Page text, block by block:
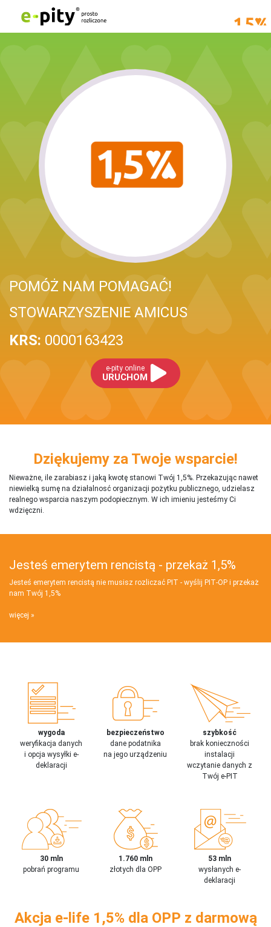
POMÓŻ NAM POMAGAĆ!
STOWARZYSZENIE AMICUS
KRS: 0000163423
e-pity online
URUCHOM
Dziękujemy za Twoje wsparcie!
Nieważne, ile zarabiasz i jaką kwotę stanowi Twój 1,5%. Przekazując nawet
niewielką sumę na działalnosć organizacji pożytku publicznego, udzielasz
realnego wsparcia naszym podopiecznym. W ich imieniu jesteśmy Ci
wdzięczni.
Jesteś emerytem rencistą - przekaż 1,5%
Jesteś emerytem rencistą nie musisz rozliczać PIT - wyślij PIT‑OP i przekaż
nam Twój 1,5%
więcej
wygoda
weryfikacja danych
i opcja wysyłki e-
deklaracji
bezpieczeństwo
dane podatnika
na jego urządzeniu
szybkość
brak konieczności
instalacji
wczytanie danych z
Twój e-PIT
30 mln
pobrań programu
1.760 mln
złotych dla OPP
53 mln
wysłanych e-
deklaracji
Akcja e-life 1,5% dla OPP z darmową